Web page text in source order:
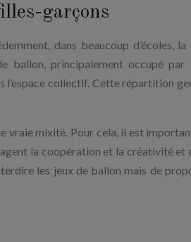
garçons
dans beaucoup d’écoles,
ballon, principalement occupé par
l’espace collectif. Cette répartition
vraie mixité. Pour cela, il est
la coopération et la créativité
les jeux de ballon mais de